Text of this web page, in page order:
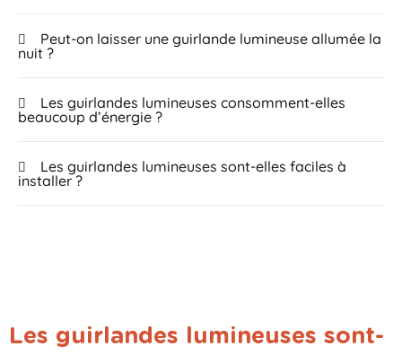
Peut-on laisser une guirlande lumineuse allumée la
nuit ?
Les guirlandes lumineuses consomment-elles
beaucoup d’énergie ?
Les guirlandes lumineuses sont-elles faciles à
installer ?
Les guirlandes lumineuses sont-